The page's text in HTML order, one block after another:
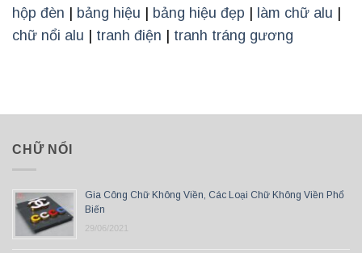
hộp đèn
bảng hiệu bảng hiệu đẹp làm chữ alu
chữ nổi alu
tranh điện tranh tráng gương
CHỮ NỔI
Gia Công Chữ Không Viền, Các Loại Chữ Không Viền Phổ
Biến
29/06/2021